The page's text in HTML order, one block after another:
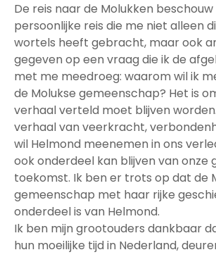
De reis naar de Molukken beschouw
persoonlijke reis die me niet alleen
wortels heeft gebracht, maar ook
gegeven op een vraag die ik de
met me meedroeg: waarom wil ik
de Molukse gemeenschap? Het is
verhaal verteld moet blijven
verhaal van veerkracht,
wil Helmond meenemen in ons
ook onderdeel kan blijven van onze
toekomst. Ik ben er trots op dat de
gemeenschap met haar rijke
onderdeel is van Helmond.
Ik ben mijn grootouders dankbaar
hun moeilijke tijd in Nederland,